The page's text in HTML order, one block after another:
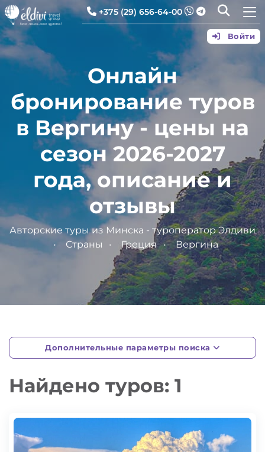
+375 (29) 656-64-00
Войти
Онлайн
бронирование туров
в Вергину - цены на
сезон 2026-2027
года, описание и
отзывы
Авторские туры из Минска - туроператор Элдиви
Страны
Греция Вергина
Дополнительные параметры поиска
Найдено туров: 1